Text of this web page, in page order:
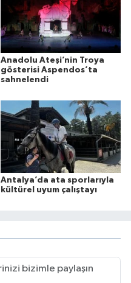
Anadolu Ateşi’nin Troya
gösterisi Aspendos’ta
sahnelendi
Antalya’da ata sporlarıyla
kültürel uyum çalıştayı